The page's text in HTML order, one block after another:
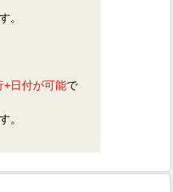
。
+日付が可能で
。